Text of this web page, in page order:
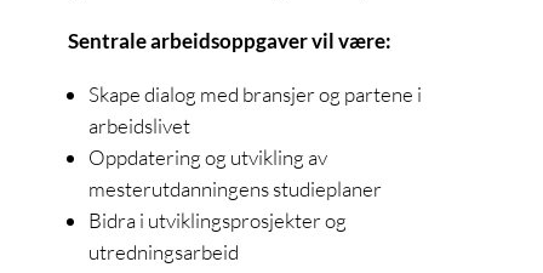
Sentrale arbeidsoppgaver vil være:
Skape dialog med bransjer og partene i
arbeidslivet
Oppdatering og utvikling av
mesterutdanningens studieplaner
Bidra i utviklingsprosjekter og
utredningsarbeid